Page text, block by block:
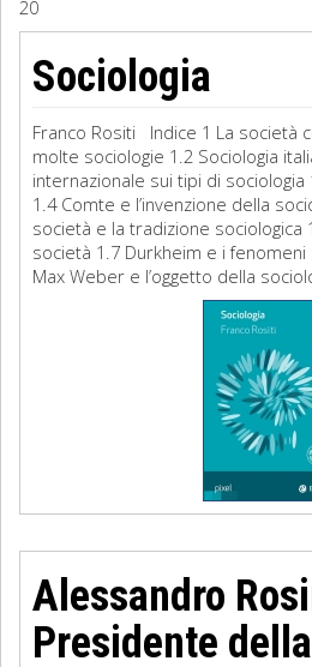
Filosofia
Storia
Matematica
Diritto
20
Sociologia
Franco Rositi Indice 1 La società
molte sociologie 1.2 Sociologia
internazionale sui tipi di sociologia
1.4 Comte e l’invenzione della
società e la tradizione sociologica
società 1.7 Durkheim e i
Max Weber e l’oggetto della
Alessandro
Presidente della